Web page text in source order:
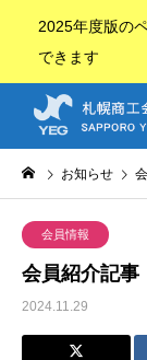
2025年度版の
できます
お知らせ
会員情報
会員紹介記事
2024.11.29